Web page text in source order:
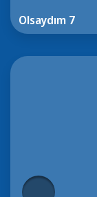
Olsaydım 7